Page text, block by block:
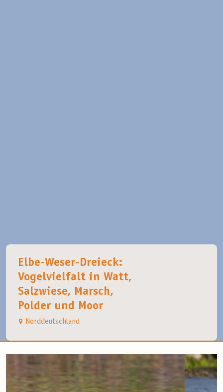
Elbe-Weser-Dreieck:
Vogelvielfalt in Watt,
Salzwiese, Marsch,
Polder und Moor
Norddeutschland